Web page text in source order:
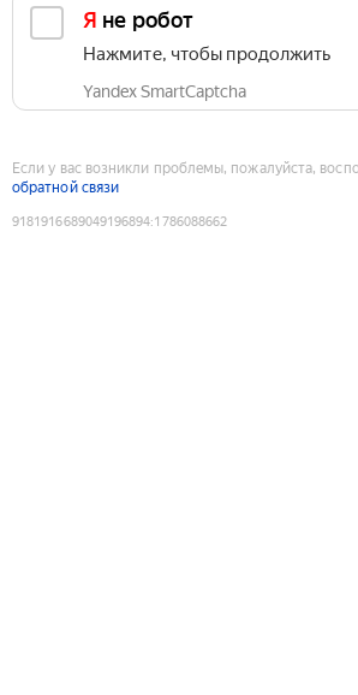
Я не робот
Нажмите, чтобы продолжить
Yandex SmartCaptcha
Если у вас возникли проблемы, пожалуйста,
обратной связи
9181916689049196894:1786088662